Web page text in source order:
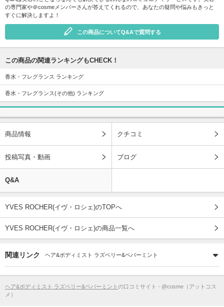
の専門家や＠cosmeメンバーさんが答えてくれるので、あなたの疑問や悩みもきっと
すぐに解決しますよ！
この商品についてQ&Aで質問する
この商品の関連ランキングもCHECK！
香水・フレグランス ランキング
香水・フレグランス(その他) ランキング
商品情報 クチコミ
投稿写真・動画 ブログ
Q&A
YVES ROCHER(イヴ・ロシェ)のTOPへ
YVES ROCHER(イヴ・ロシェ)の商品一覧へ
関連リンク ヘア&ボディミスト ラズベリー&ペパーミント
ヘア&ボディミスト ラズベリー&ペパーミント の口コミサイト - @cosme（アットコス
メ）